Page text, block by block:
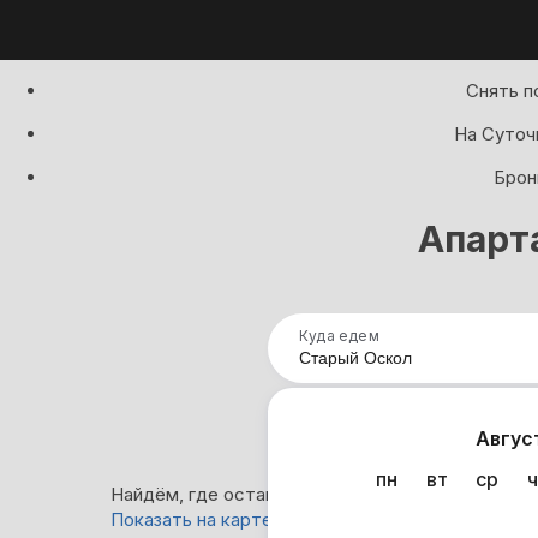
Снять
На
Куда едем
пн
вт ср
Найдём, где остановиться в Старом Осколе: 187
Показать на карте